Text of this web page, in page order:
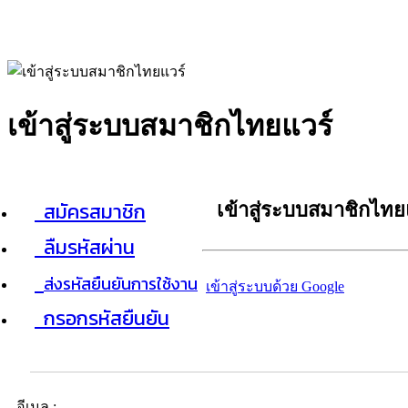
เข้าสู่ระบบสมาชิกไทยแวร์
สมัครสมาชิก
ลืมรหัสผ่าน
ส่งรหัสยืนยันการใช้งาน
กรอกรหัสยืนยัน
เข้าสู่ระบบสมาชิกไท
เข้าสู่ระบบด้วย Google